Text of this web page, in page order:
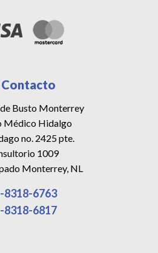
Contacto
Busto Monterrey
Médico Hidalgo
no. 2425 pte.
1009
Monterrey, NL
8318-6763
8318-6817